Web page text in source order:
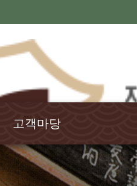
고객마당
공지사항
행사소식